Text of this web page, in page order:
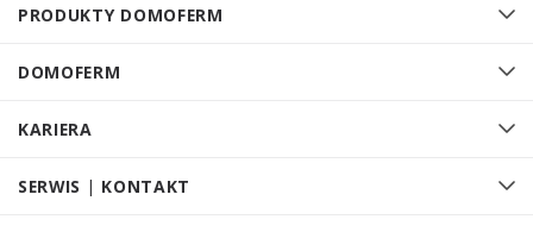
PRODUKTY DOMOFERM
DOMOFERM
KARIERA
SERWIS | KONTAKT